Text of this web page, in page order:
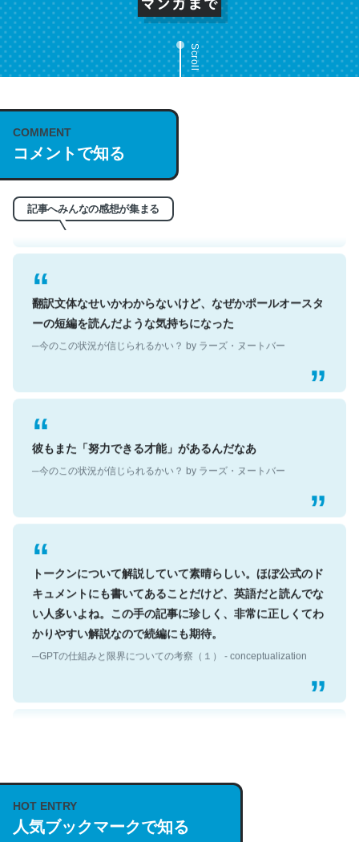
Scroll
COMMENT
コメントで知る
記事へみんなの感想が集まる
これは名文。彼はとてもクレバーなんだろうなと凄く思
う。英語少しでも読める人は原文もお勧め。自分はこの流
れ好き。Let’s Fucking Go. Then Covid hit. Shit.
─今のこの状況が信じられるかい？ by ラーズ・ヌートバー
翻訳文体なせいかわからないけど、なぜかポールオースタ
ーの短編を読んだような気持ちになった
─今のこの状況が信じられるかい？ by ラーズ・ヌートバー
彼もまた「努力できる才能」があるんだなあ
─今のこの状況が信じられるかい？ by ラーズ・ヌートバー
トークンについて解説していて素晴らしい。ほぼ公式のド
キュメントにも書いてあることだけど、英語だと読んでな
い人多いよね。この手の記事に珍しく、非常に正しくてわ
かりやすい解説なので続編にも期待。
─GPTの仕組みと限界についての考察（１） - conceptualization
https://isobe324649.hatenablog.com/entry/2023/03/27
/064121
─GPTの仕組みと限界についての考察（１） - conceptualization
HOT ENTRY
人気ブックマークで知る